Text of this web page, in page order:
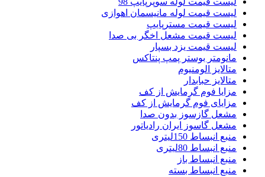
لیست قیمت لوله مانیسمان اهوازی
لیست قیمت مسترپایپ
لیست قیمت مشعل اخگر بی صدا
لیست قیمت یزد بسپار
مانومتر بوستر پمپ پنتاکس
متالایز الومنیوم
متالایز حبابدار
مزایا فوم گرمایش از کف
مزایای فوم گرمایش از کف
مشعل گازسوز بدون صدا
مشعل گاسوز ایران رادیاتور
منبع انبساط 150لیتری
منبع انبساط 80لیتری
منبع انبساط باز
منبع انبساط بسته